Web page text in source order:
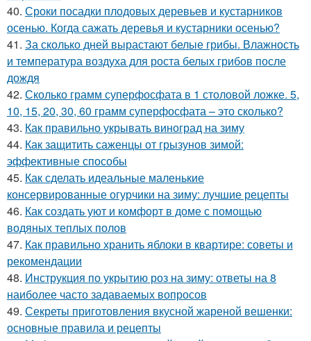
40. Сроки посадки плодовых деревьев и кустарников
осенью. Когда сажать деревья и кустарники осенью?
41. За сколько дней вырастают белые грибы. Влажность
и температура воздуха для роста белых грибов после
дождя
42. Сколько грамм суперфосфата в 1 столовой ложке. 5,
10, 15, 20, 30, 60 грамм суперфосфата – это сколько?
43. Как правильно укрывать виноград на зиму
44. Как защитить саженцы от грызунов зимой:
эффективные способы
45. Как сделать идеальные маленькие
консервированные огурчики на зиму: лучшие рецепты
46. Как создать уют и комфорт в доме с помощью
водяных теплых полов
47. Как правильно хранить яблоки в квартире: советы и
рекомендации
48. Инструкция по укрытию роз на зиму: ответы на 8
наиболее часто задаваемых вопросов
49. Секреты приготовления вкусной жареной вешенки:
основные правила и рецепты